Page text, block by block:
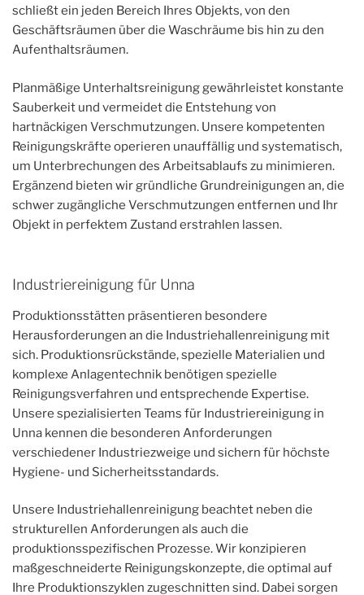
schließt ein jeden Bereich Ihres Objekts, von den
Geschäftsräumen über die Waschräume bis hin zu den
Aufenthaltsräumen.
Planmäßige Unterhaltsreinigung gewährleistet konstante
Sauberkeit und vermeidet die Entstehung von
hartnäckigen Verschmutzungen. Unsere kompetenten
Reinigungskräfte operieren unauffällig und systematisch,
um Unterbrechungen des Arbeitsablaufs zu minimieren.
Ergänzend bieten wir gründliche Grundreinigungen an, die
schwer zugängliche Verschmutzungen entfernen und Ihr
Objekt in perfektem Zustand erstrahlen lassen.
Industriereinigung für Unna
Produktionsstätten präsentieren besondere
Herausforderungen an die Industriehallenreinigung mit
sich. Produktionsrückstände, spezielle Materialien und
komplexe Anlagentechnik benötigen spezielle
Reinigungsverfahren und entsprechende Expertise.
Unsere spezialisierten Teams für Industriereinigung in
Unna kennen die besonderen Anforderungen
verschiedener Industriezweige und sichern für höchste
Hygiene- und Sicherheitsstandards.
Unsere Industriehallenreinigung beachtet neben die
strukturellen Anforderungen als auch die
produktionsspezifischen Prozesse. Wir konzipieren
maßgeschneiderte Reinigungskonzepte, die optimal auf
Ihre Produktionszyklen zugeschnitten sind. Dabei sorgen